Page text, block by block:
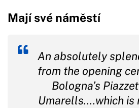
Mají své náměstí
An absolutely
from the opening
Bologna’s
Umarells….which is